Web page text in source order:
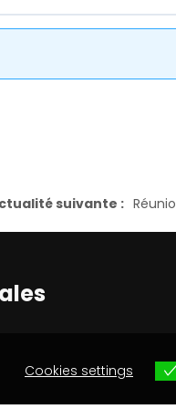
suivante :
Cookies settings